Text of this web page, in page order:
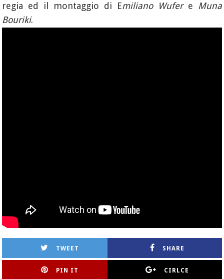
regia ed il montaggio di Emiliano Wufere Muna
Bouriki.
TWEET SHARE
PIN IT CIRLCE